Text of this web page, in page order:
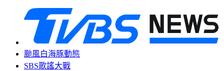
颱風白海豚動態
SBS歌謠大戰